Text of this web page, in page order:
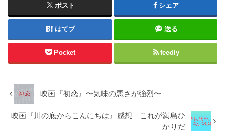
ポスト シェア
はてブ 送る
Pocket feedly
映画『初恋』〜気味の悪さが強烈〜
映画『川の底からこんにちは』感想｜これが満島ひ
かりだ